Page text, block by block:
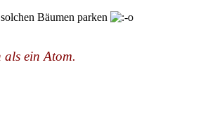
Bäumen parken
als ein Atom.